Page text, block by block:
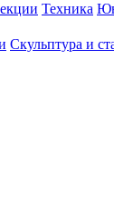
Техника
Скульптура и